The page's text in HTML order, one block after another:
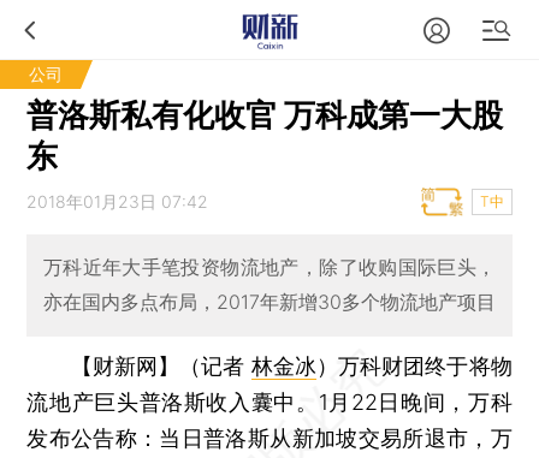
公司
普洛斯私有化收官 万科成第一大股
东
2018年01月23日 07:42 T中
万科近年大手笔投资物流地产，除了收购国际巨头，
亦在国内多点布局，2017年新增30多个物流地产项目
【财新网】（记者 林金冰） 万科财团终于将物
流地产巨头普洛斯收入囊中。1月22日晚间，万科
发布公告称：当日普洛斯从新加坡交易所退市，万